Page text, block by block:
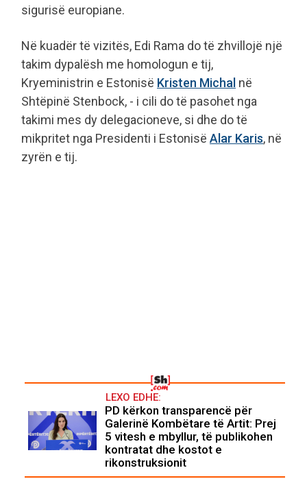
sigurisë europiane.
Në kuadër të vizitës, Edi Rama do të zhvillojë një
takim dypalësh me homologun e tij,
Kryeministrin e Estonisë Kristen Michal në
Shtëpinë Stenbock, - i cili do të pasohet nga
takimi mes dy delegacioneve, si dhe do të
mikpritet nga Presidenti i Estonisë Alar Karis, në
zyrën e tij.
LEXO EDHE:
PD kërkon transparencë për
Galerinë Kombëtare të Artit: Prej
5 vitesh e mbyllur, të publikohen
kontratat dhe kostot e
rikonstruksionit